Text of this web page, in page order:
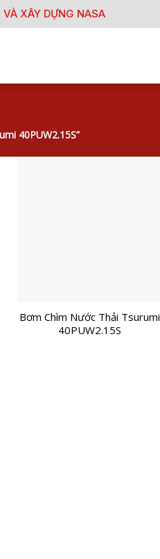
XÂY DỰNG NASA
40PUW2.15S”
Bơm Chìm Nước Thải Tsurumi
40PUW2.15S